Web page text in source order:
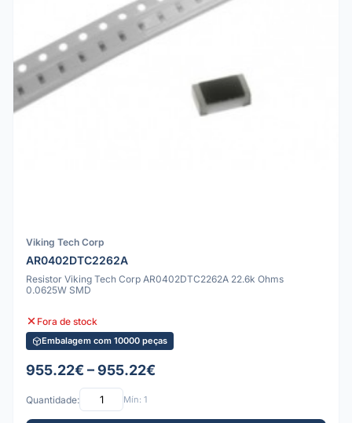
Viking Tech Corp
AR0402DTC2262A
Resistor Viking Tech Corp AR0402DTC2262A 22.6k Ohms
0.0625W SMD
Fora de stock
Embalagem com 10000 peças
955.22€ – 955.22€
Quantidade: Mín: 1